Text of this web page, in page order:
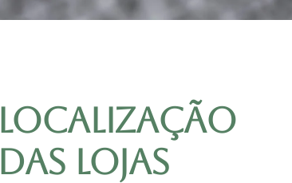
Localização
das lojas